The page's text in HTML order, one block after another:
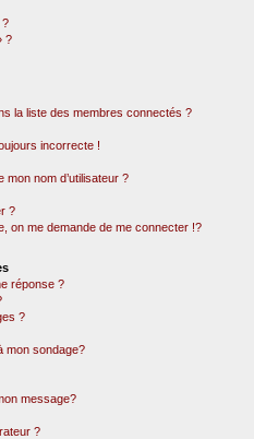
?
?
la liste des membres connectés ?
incorrecte !
nom d’utilisateur ?
?
on me demande de me connecter !?
réponse ?
?
mon sondage?
message?
?